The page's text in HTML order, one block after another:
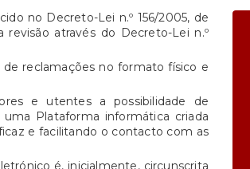
no Decreto-Lei n.º 156/2005, de
através do Decreto-Lei n.º
reclamações no formato físico e
e utentes a possibilidade de
Plataforma informática criada
e facilitando o contacto com as
é, inicialmente, circunscrita